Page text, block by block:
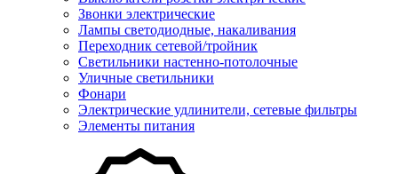
Звонки электрические
Лампы светодиодные, накаливания
Переходник сетевой/тройник
Светильники настенно-потолочные
Уличные светильники
Фонари
Электрические удлинители, сетевые фильтры
Элементы питания